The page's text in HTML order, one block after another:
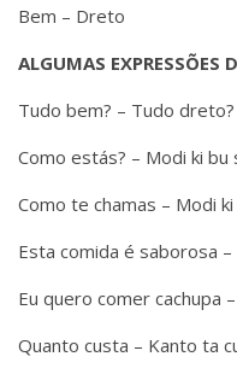
Bem – Dreto
ALGUMAS EXPRESSÕES
Tudo bem? – Tudo dreto?
Como estás? – Modi ki bu
Como te chamas – Modi
Esta comida é saborosa
Eu quero comer cachupa
Quanto custa – Kanto ta